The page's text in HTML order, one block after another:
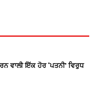
ਵਾਲੀ ਇੱਕ ਹੋਰ ‘ਪਤਨੀ’ ਵਿਰੁਧ